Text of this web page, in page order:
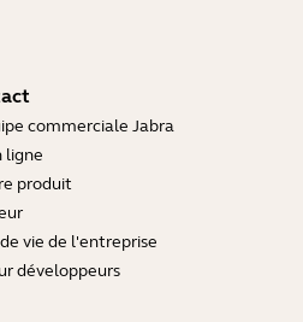
commerciale Jabra
ligne
produit
vie de l'entreprise
développeurs